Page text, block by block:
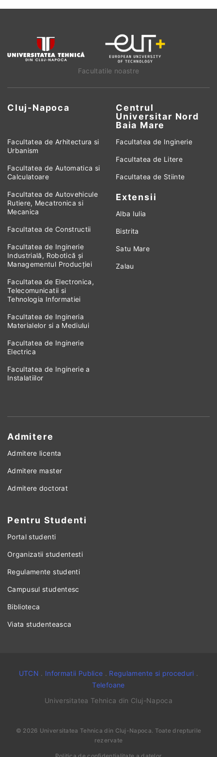
Facultatile noastre
Cluj-Napoca
Centrul
Universitar Nord
Baia Mare
Facultatea de Arhitectura si
Urbanism
Facultatea de Automatica si
Calculatoare
Facultatea de Autovehicule
Rutiere, Mecatronica si
Mecanica
Facultatea de Constructii
Facultatea de Inginerie
Industrială, Robotică și
Managementul Producției
Facultatea de Electronica,
Telecomunicatii si
Tehnologia Informatiei
Facultatea de Ingineria
Materialelor si a Mediului
Facultatea de Inginerie
Electrica
Facultatea de Inginerie a
Instalatiilor
Facultatea de Inginerie
Facultatea de Litere
Facultatea de Stiinte
Extensii
Alba Iulia
Bistrita
Satu Mare
Zalau
Admitere
Admitere licenta
Admitere master
Admitere doctorat
Pentru Studenti
Portal studenti
Organizatii studentesti
Regulamente studenti
Campusul studentesc
Biblioteca
Viata studenteasca
UTCN . Informatii Publice . Regulamente si proceduri .
Telefoane
Universitatea Tehnica din Cluj-Napoca
© 2026 Universitatea Tehnica din Cluj-Napoca. Toate drepturile
rezervate